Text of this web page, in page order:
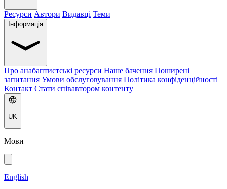
Ресурси Автори Видавці Теми
Інформація
Про анабаптистські ресурси Наше бачення Поширені
запитання Умови обслуговування Політика конфіденційності
Контакт Стати співавтором контенту
UK
Мови
English